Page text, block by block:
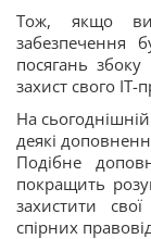
Тож, якщо
забезпечення
посягань
захист свого ІТ-
На
деякі
Подібне
покращить
захистити
спірних